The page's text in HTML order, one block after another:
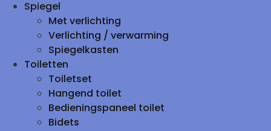
Spiegel
Met verlichting
Verlichting / verwarming
Spiegelkasten
Toiletten
Toiletset
Hangend toilet
Bedieningspaneel toilet
Bidets